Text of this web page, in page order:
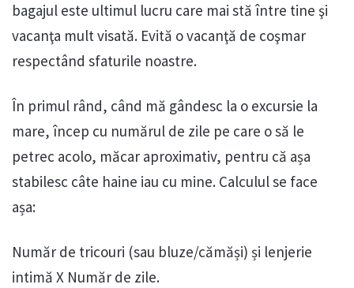
bagajul este ultimul lucru care mai stă între tine şi
vacanţa mult visată. Evită o vacanţă de coşmar
respectând sfaturile noastre.
În primul rând, când mă gândesc la o excursie la
mare, încep cu numărul de zile pe care o să le
petrec acolo, măcar aproximativ, pentru că așa
stabilesc câte haine iau cu mine. Calculul se face
așa:
Număr de tricouri (sau bluze/cămăși) și lenjerie
intimă X Număr de zile.